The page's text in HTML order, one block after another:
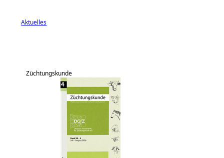
Aktuelles
Züchtungskunde